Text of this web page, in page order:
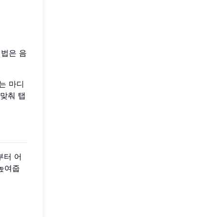
은 음
마디
춰 탭
터 어
여줍